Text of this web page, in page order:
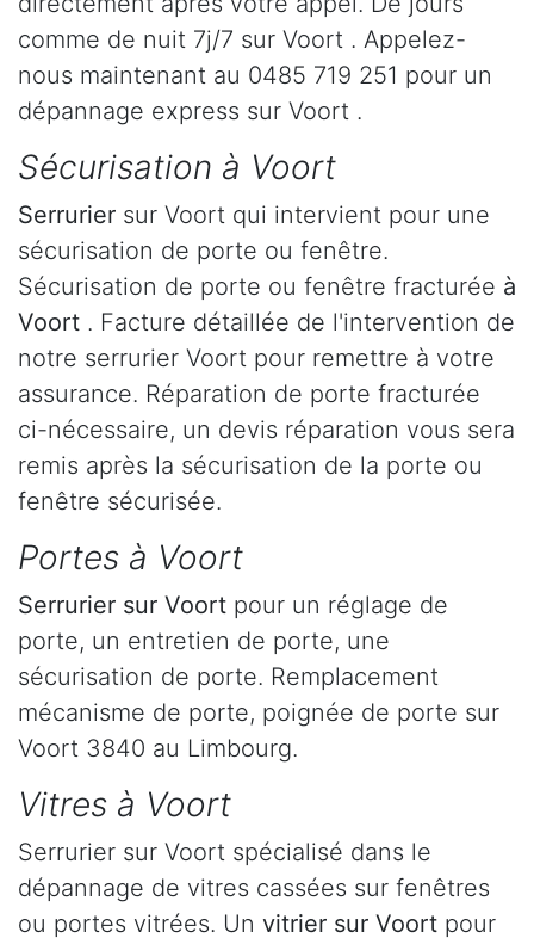
comme de nuit 7j/7 sur Voort . Appelez-
nous maintenant au 0485 719 251 pour un
dépannage express sur Voort .
Sécurisation à Voort
Serrurier sur Voort qui intervient pour une
sécurisation de porte ou fenêtre.
Sécurisation de porte ou fenêtre fracturée à
Voort . Facture détaillée de l'intervention de
notre serrurier Voort pour remettre à votre
assurance. Réparation de porte fracturée
ci-nécessaire, un devis réparation vous sera
remis après la sécurisation de la porte ou
fenêtre sécurisée.
Portes à Voort
Serrurier sur Voort pour un réglage de
porte, un entretien de porte, une
sécurisation de porte. Remplacement
mécanisme de porte, poignée de porte sur
Voort 3840 au Limbourg.
Vitres à Voort
Serrurier sur Voort spécialisé dans le
dépannage de vitres cassées sur fenêtres
ou portes vitrées. Un vitrier sur Voort pour